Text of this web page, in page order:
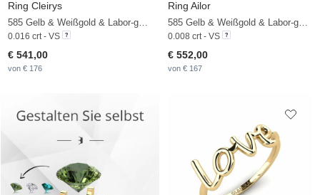
Ring Cleirys
585 Gelb & Weißgold & Labor-gezüchteter Diamant
0.016 crt - VS
€ 541,00
von € 176
Ring Ailor
585 Gelb & Weißgold & Labor-gezüchteter Diamant
0.008 crt - VS
€ 552,00
von € 167